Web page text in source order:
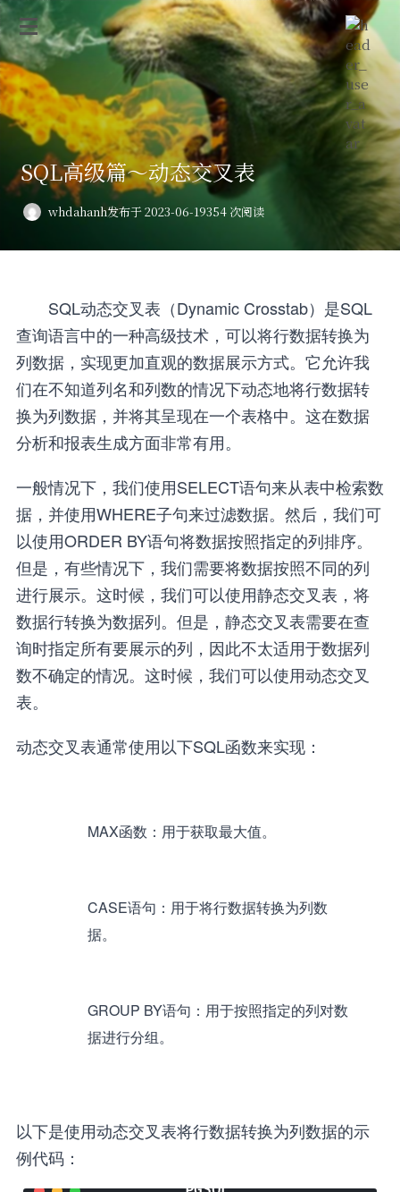
SQL高级篇～动态交叉表
whdahanh发布于 2023-06-19354 次阅读
SQL动态交叉表（Dynamic Crosstab）是SQL
查询语言中的一种高级技术，可以将行数据转换为
列数据，实现更加直观的数据展示方式。它允许我
们在不知道列名和列数的情况下动态地将行数据转
换为列数据，并将其呈现在一个表格中。这在数据
分析和报表生成方面非常有用。
一般情况下，我们使用SELECT语句来从表中检索数
据，并使用WHERE子句来过滤数据。然后，我们可
以使用ORDER BY语句将数据按照指定的列排序。
但是，有些情况下，我们需要将数据按照不同的列
进行展示。这时候，我们可以使用静态交叉表，将
数据行转换为数据列。但是，静态交叉表需要在查
询时指定所有要展示的列，因此不太适用于数据列
数不确定的情况。这时候，我们可以使用动态交叉
表。
动态交叉表通常使用以下SQL函数来实现：
MAX函数：用于获取最大值。
CASE语句：用于将行数据转换为列数
据。
GROUP BY语句：用于按照指定的列对数
据进行分组。
以下是使用动态交叉表将行数据转换为列数据的示
例代码：